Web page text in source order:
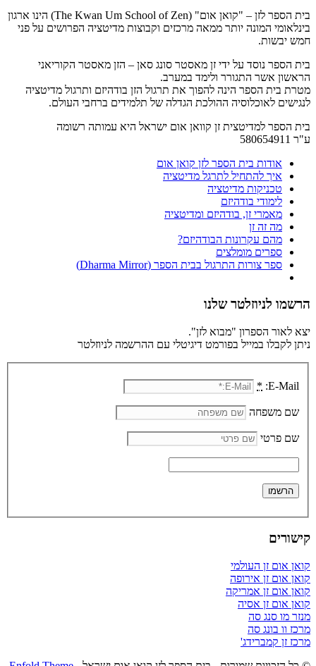
בית הספר לזן – "קואן אום" (The Kwan Um School of Zen) הינו ארגון
בינלאומי המונה יותר ממאה מרכזים וקבוצות מדיטציה הפרושים על פני
חמש יבשות.
בית הספר נוסד על ידי זן מאסטר סונג סאן – הזן מאסטר הקוריאני
הראשון אשר התגורר ולימד במערב.
מטרת בית הספר הינה להפוך את תרגול הזן בודהיזם ותרגול מדיטציה
לנגישים לאוכלוסיה ההולכת הגדלה של תלמידים ברחבי העולם.
בית הספר למדיטצית זן קוואן אום ישראל היא עמותה רשומה
ע"ר 580654911
אודות בית הספר לזן קואן אום
איך להתחיל לתרגל מדיטציה
טכניקות מדיטציה
לימודי בודהיזם
מאמרי זן, בודהיזם ומדיטציה
מה זה זן
מהם עקרונות הבודהיזם?
ספרים מומלצים
ספר צורות התרגול בבית הספר (Dharma Mirror)
הרשמו לניוזלטר שלנו
יצא לאור הספרון "מבוא לזן".
ניתן לקבלו במייל בפורמט דיגיטלי עם ההרשמה לניוזלטר
E-Mail:
*
שם משפחה
שם פרטי
קישורים
קואן אום זן העולמי
קואן אום זן אירופה
קואן אום זן אמריקה
קואן אום זן אסיה
מנזר מו סנג סה
מרכז וו בונג סה
מרכז זן קמברידג'